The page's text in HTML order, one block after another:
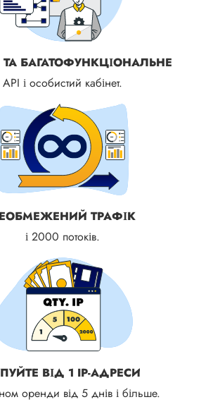
ТА БАГАТОФУНКЦІОНАЛЬНЕ
API і особистий кабінет.
ТРАФІК
і 2000 потоків.
ВІД 1 IP-АДРЕСИ
оренди від 5 днів і більше.